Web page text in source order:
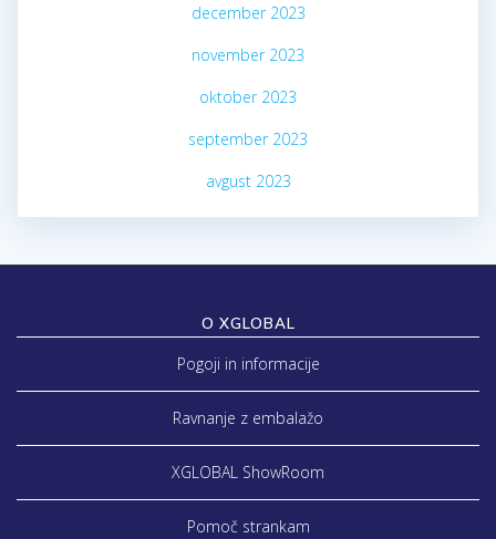
december 2023
november 2023
oktober 2023
september 2023
avgust 2023
O XGLOBAL
Pogoji in informacije
Ravnanje z embalažo
XGLOBAL ShowRoom
Pomoč strankam